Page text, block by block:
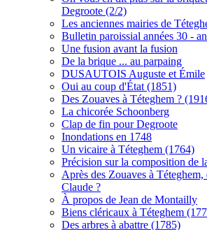
Degroote (2/2)
Les anciennes mairies de
Bulletin paroissial années 30 -
Une fusion avant la fusion
De la brique ... au parpaing
DUSAUTOIS Auguste et Émile
Oui au coup d'État (1851)
Des Zouaves à Téteghem ?
La chicorée Schoonberg
Clap de fin pour Degroote
Inondations en 1748
Un vicaire à Téteghem (1764)
Précision sur la composition de
Après des Zouaves à
Claude ?
À propos de Jean de Montailly
Biens cléricaux à Téteghem
Des arbres à abattre (1785)